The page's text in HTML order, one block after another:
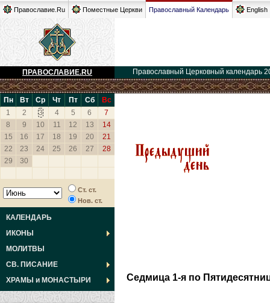
Православие.Ru Поместные Церкви Православный Календарь English
ПРАВОСЛАВИЕ.RU Православный Церковный календарь
Пн Вт Ср Чт Пт Сб
Вс
1
2 3 4 5 6
7
8
9 10 11 12 13
14
15
16 17 18 19 20
21
22
23 24 25 26 27
28
29
30
Ст. ст.
Нов. ст.
КАЛЕНДАРЬ
ИКОНЫ
МОЛИТВЫ
СВ. ПИСАНИЕ
ХРАМЫ и МОНАСТЫРИ Седмица 1-я по